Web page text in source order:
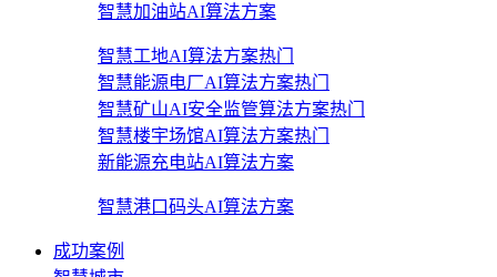
智慧加油站AI算法方案
智慧工地AI算法方案热门
智慧能源电厂AI算法方案热门
智慧矿山AI安全监管算法方案热门
智慧楼宇场馆AI算法方案热门
新能源充电站AI算法方案
智慧港口码头AI算法方案
成功案例